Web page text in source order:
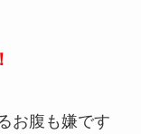
お腹も嫌です